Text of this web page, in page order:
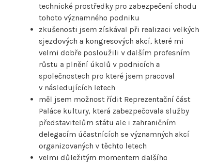
technické prostředky pro zabezpečení chodu
tohoto významného podniku
zkušenosti jsem získával při realizaci velkých
sjezdových a kongresových akcí, které mi
velmi dobře posloužili v dalším profesním
růstu a plnění úkolů v podnicích a
společnostech pro které jsem pracoval
v následujících letech
měl jsem možnost řídit Reprezentační část
Paláce kultury, která zabezpečovala služby
představitelům státu ale i zahraničním
delegacím účastnících se významných akcí
organizovaných v těchto letech
velmi důležitým momentem dalšího